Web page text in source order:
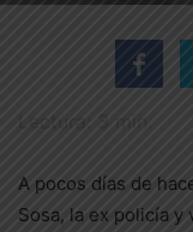
A pocos días de
Sosa, la ex policía y